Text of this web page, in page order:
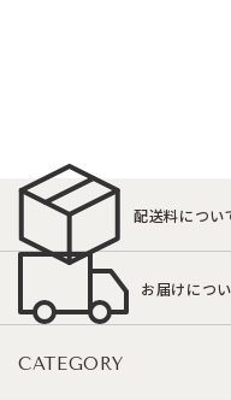
配送料につい
お届けにつ
CATEGORY